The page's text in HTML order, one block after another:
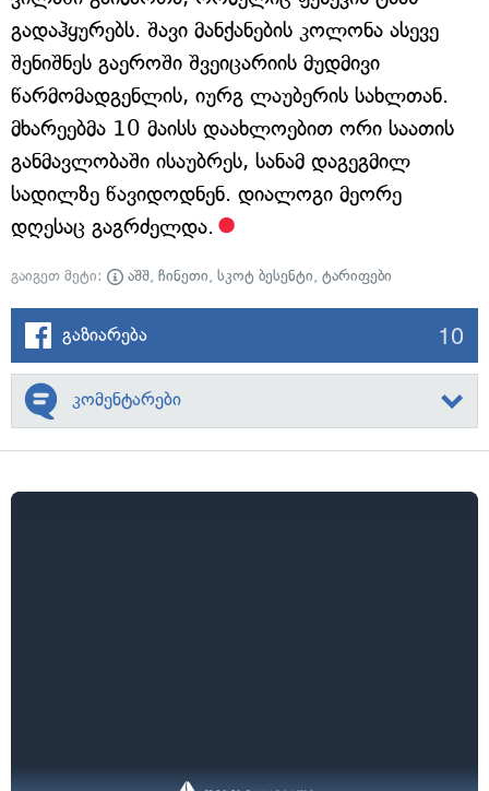
გადაჰყურებს. შავი მანქანების კოლონა ასევე
შენიშნეს გაეროში შვეიცარიის მუდმივი
წარმომადგენლის, იურგ ლაუბერის სახლთან.
მხარეებმა 10 მაისს დაახლოებით ორი საათის
განმავლობაში ისაუბრეს, სანამ დაგეგმილ
სადილზე წავიდოდნენ. დიალოგი მეორე
დღესაც გაგრძელდა.
გაიგეთ მეტი: აშშ, ჩინეთი, სკოტ ბესენტი, ტარიფები
გაზიარება 10
კომენტარები